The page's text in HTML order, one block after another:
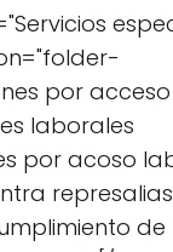
por
laborales
por acoso
represalias